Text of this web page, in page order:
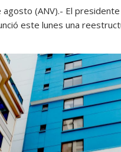
agosto (ANV).- El
este lunes una